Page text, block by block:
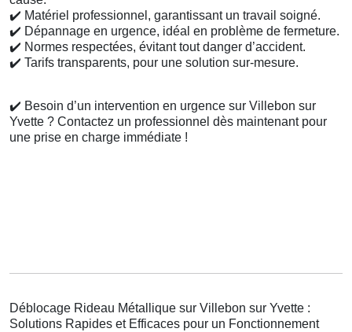
✔️ Matériel professionnel, garantissant un travail soigné.
✔️ Dépannage en urgence, idéal en problème de fermeture.
✔️ Normes respectées, évitant tout danger d’accident.
✔️ Tarifs transparents, pour une solution sur-mesure.
✔️ Besoin d’un intervention en urgence sur Villebon sur
Yvette ? Contactez un professionnel dès maintenant pour
une prise en charge immédiate !
Déblocage Rideau Métallique sur Villebon sur Yvette :
Solutions Rapides et Efficaces pour un Fonctionnement